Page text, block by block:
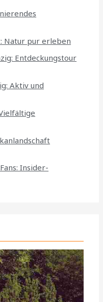
Natur pur erleben
Entdeckungstour
Aktiv und
Insider-